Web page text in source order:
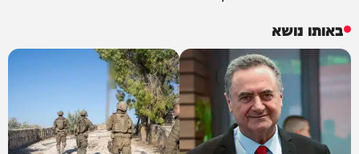
באותו נושא